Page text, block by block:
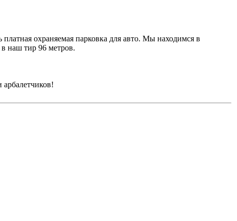
охраняемая парковка для авто. Мы находимся в
наш тир 96 метров.